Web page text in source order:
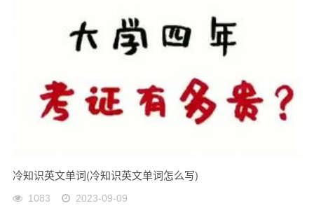
冷知识英文单词(冷知识英文单词怎么写)
1083 2023-09-09